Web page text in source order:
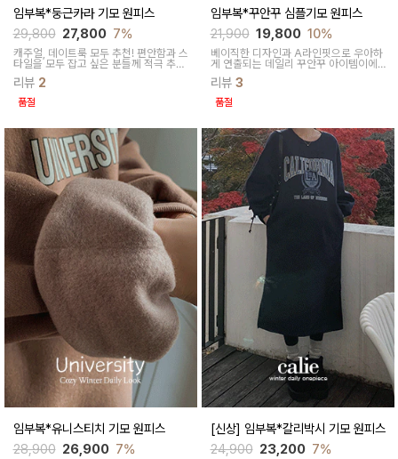
임부복*둥근카라 기모 원피스
29,800 27,800 7%
캐주얼, 데이트룩 모두 추천! 편안함과 스
타일을 모두 잡고 싶은 분들께 적극 추천
드립니다
리뷰 2
품절
임부복*꾸안꾸 심플기모 원피스
21,900 19,800 10%
베이직한 디자인과 A라인핏으로 우아하
게 연출되는 데일리 꾸안꾸 아이템이에
요~ 기모안감으로 부드럽고 따뜻해 겨울
까지 든든히 소장돼요
리뷰 3
품절
임부복*유니스티치 기모 원피스
28,900 26,900 7%
[신상] 임부복*칼리박시 기모 원피스
24,900 23,200 7%